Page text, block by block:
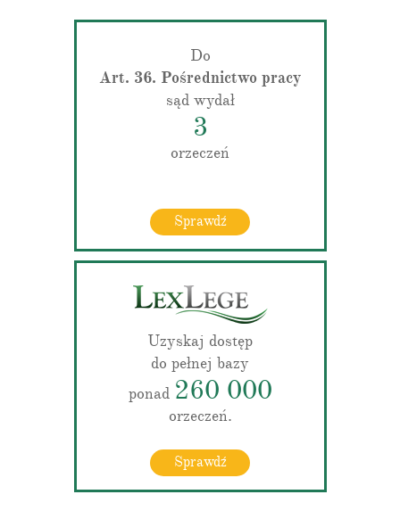
Do
Art. 36. Pośrednictwo pracy
sąd wydał
3
orzeczeń
Sprawdź
Uzyskaj dostęp
do pełnej bazy
ponad 260 000
orzeczeń.
Sprawdź